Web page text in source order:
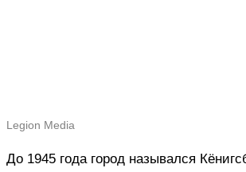
Legion Media
До 1945 года город назывался